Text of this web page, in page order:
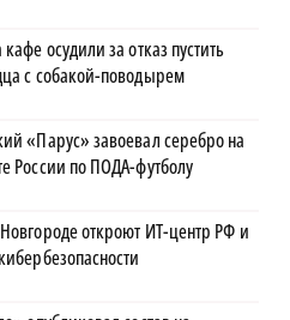
осудили за отказ пустить
с собакой-поводырем
«Парус» завоевал серебро на
России по ПОДА-футболу
откроют ИТ-центр РФ и